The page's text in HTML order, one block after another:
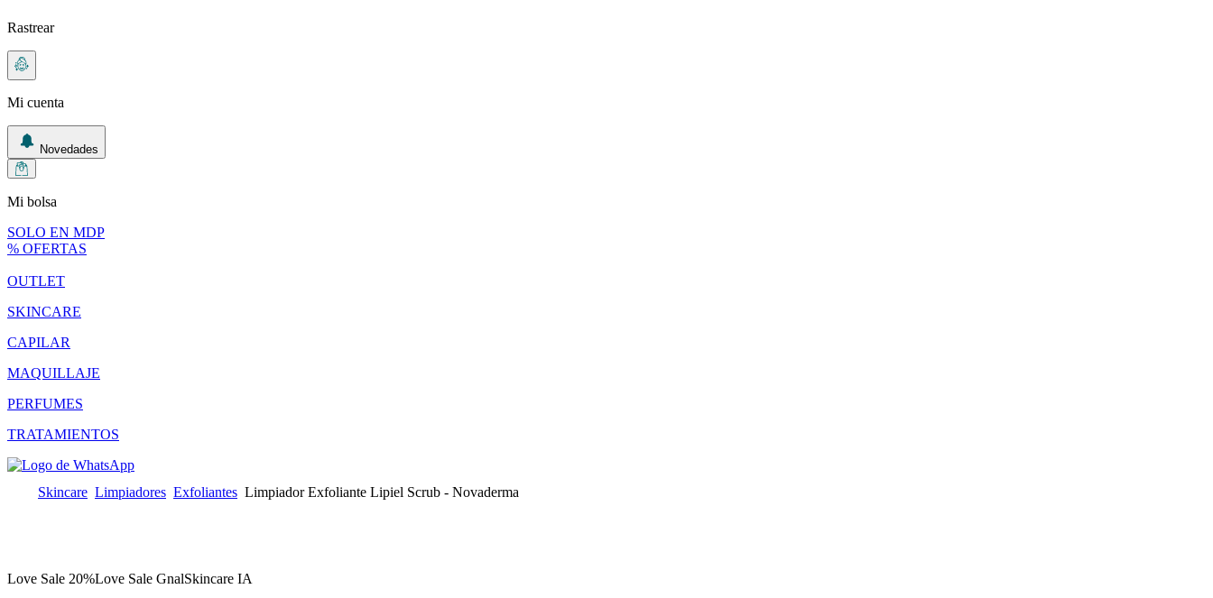
Rastrear
Mi cuenta
Novedades
Mi bolsa
SOLO EN MDP
% OFERTAS
OUTLET
SKINCARE
CAPILAR
MAQUILLAJE
PERFUMES
TRATAMIENTOS
Skincare Limpiadores Exfoliantes Limpiador Exfoliante Lipiel Scrub - Novaderma
Love Sale 20%Love Sale GnalSkincare IA